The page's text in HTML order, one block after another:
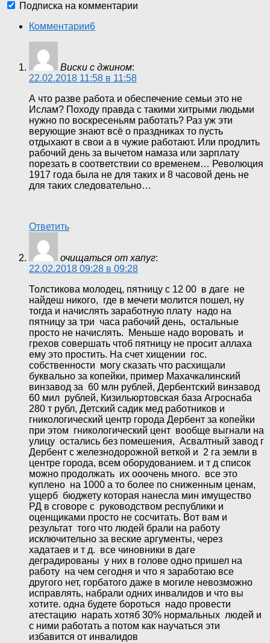
Подписка на комментарии
Комментарии6
Виски с джином:
22.02.2018 11:58 в 11:58
А что разве работа и обеспечение семьи это не
Ислам? Походу правда с такими хитрыми людьми
нужно по воскресеньям работать? Раз уж эти
верующие знают всё о праздниках то пусть
отдыхают в свои а в чужие работают. Или продлить
рабочий день за вычетом намаза или зарплату
порезать в соответствии со временем… Революция
1917 года была не для таких и 8 часовой день не
для таких следовательно…
Ответить
очищаться от хапуг:
22.02.2018 09:28 в 09:28
Толстикова молодец, пятницу с 12 00 в даге не
найдеш никого, где в мечети молится пошел, ну
тогда и начислять заработную плату надо на
пятницу за три часа рабочий день, остальные
просто не начислять. Меньше надо воровать и
грехов совершать чтоб пятницу не просит аллаха
ему это простить. На счет хищении гос.
собственности могу сказать что расхищали
буквально за копейки, пример Махачкалинский
винзавод за 60 млн рублей, Дербентский винзавод
60 мил рублей, Кизильюртовская база Агроснаба
280 т рубл, Детский садик мед работников и
гникологический центр города Дербент за копейки
при этом гникологический цент вообще выгнали на
улицу остались без помешения, Асвалтный завод г
Дербент с железнодорожной веткой и 2 га земли в
центре города, всем оборудованием. и т д список
можно продолжать их ооочень много. все это
куплено на 1000 а то более по сниженным ценам,
ущерб бюджету которая нанесла мин имущество
РД в сговоре с руководством республики и
оценщиками просто не сосчитать. Вот вам и
результат того что людей брали на работу
исключительно за веские аргументы, через
хадатаев и т д. все чиновники в даге
деградированы у них в голове одно пришел на
работу на чем сегодня и что я заработаю все
другого нет, горбатого даже в могиле невозможно
исправлять, набрали одних инвалидов и что вы
хотите. одна будете бороться надо провести
атестацию нарать хотяб 30% нормальных людей и
с ними работать а потом как научаться эти
избавится от инвалидов